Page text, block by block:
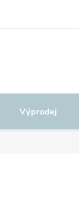
Výprodej